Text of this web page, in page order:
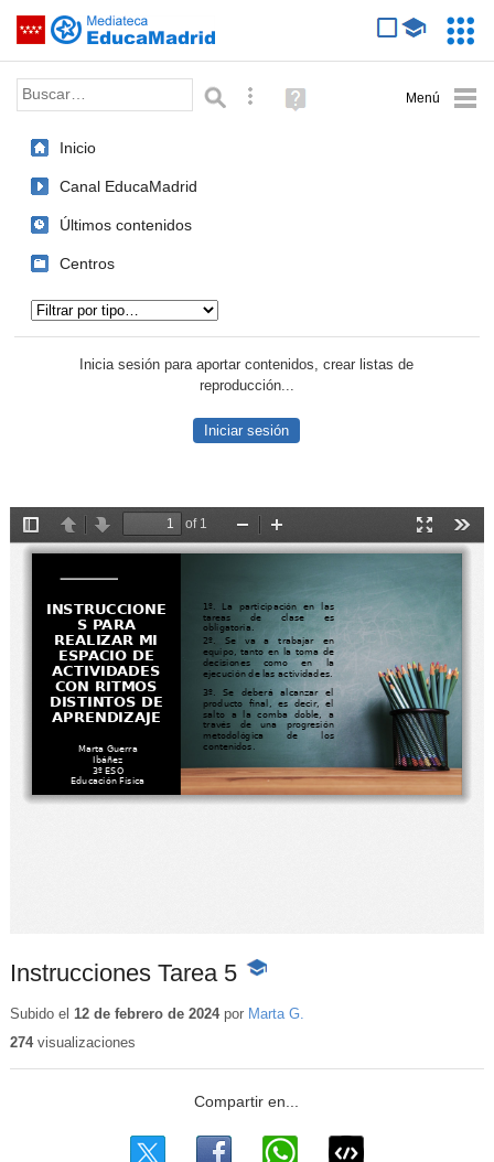
Saltar navegación
Palabra o frase: Búsqueda avanzada
Ayuda
(en
Inicio
Canal EducaMadrid
Últimos contenidos
Centros
Inicia sesión para aportar contenidos, crear listas de
reproducción...
Iniciar sesión
Instrucciones Tarea 5 -
educativo
Subido el 12 de febrero de 2024por Marta G.
274visualizaciones